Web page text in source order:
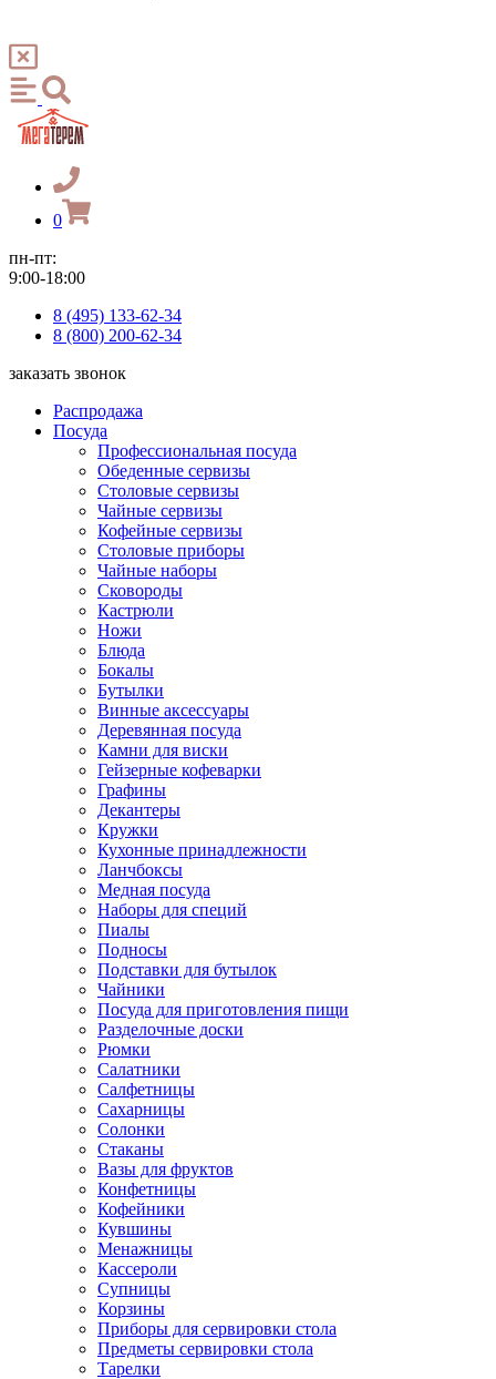
0
пн-пт:
9:00-18:00
8 (495) 133-62-34
8 (800) 200-62-34
заказать звонок
Распродажа
Посуда
Профессиональная посуда
Обеденные сервизы
Столовые сервизы
Чайные сервизы
Кофейные сервизы
Столовые приборы
Чайные наборы
Сковороды
Кастрюли
Ножи
Блюда
Бокалы
Бутылки
Винные аксессуары
Деревянная посуда
Камни для виски
Гейзерные кофеварки
Графины
Декантеры
Кружки
Кухонные принадлежности
Ланчбоксы
Медная посуда
Наборы для специй
Пиалы
Подносы
Подставки для бутылок
Чайники
Посуда для приготовления пищи
Разделочные доски
Рюмки
Салатники
Салфетницы
Сахарницы
Солонки
Стаканы
Вазы для фруктов
Конфетницы
Кофейники
Кувшины
Менажницы
Кассероли
Супницы
Корзины
Приборы для сервировки стола
Предметы сервировки стола
Тарелки